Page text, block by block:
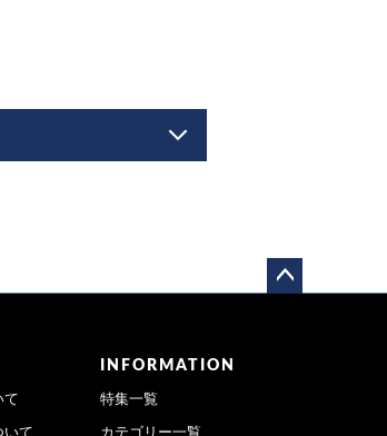
て
INFORMATION
特集一覧